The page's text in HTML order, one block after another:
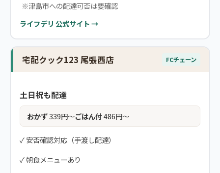
※津島市への配達可否は要確認
ライフデリ 公式サイト →
宅配クック123 尾張西店 FCチェーン
土日祝も配達
おかず339円〜ごはん付486円〜
✓ 安否確認対応（手渡し配達）
✓ 朝食メニューあり